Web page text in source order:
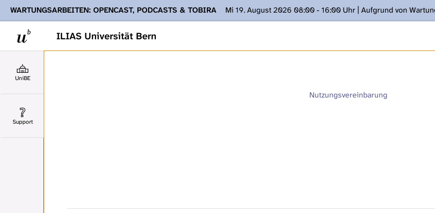
ILIAS Universität Bern
WARTUNGSARBEITEN: OPENCAST, PODCASTS & TOBIRA
Mi 19. August 2026 08:00 - 16:00 Uhr | Aufgrund von
Ihnen Podcasts, Opencast-Videos und Tobira nicht zur Verfügung stehen. Kontakt: www.podcast.unibe.ch
UniBE
Support
Nutzungsvereinbarung